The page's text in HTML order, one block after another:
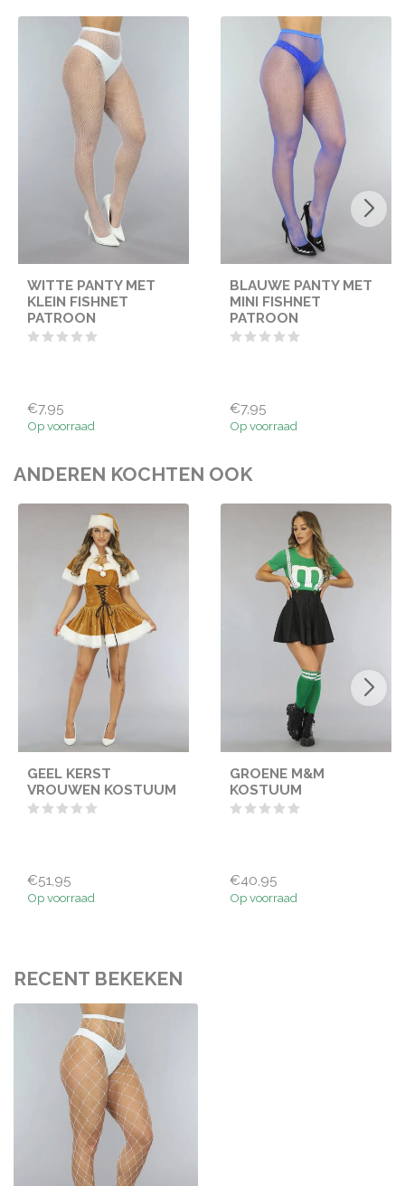
WITTE PANTY MET
KLEIN FISHNET
PATROON
€7,95
Op voorraad
BLAUWE PANTY MET
MINI FISHNET
PATROON
€7,95
Op voorraad
ANDEREN KOCHTEN OOK
GEEL KERST
VROUWEN KOSTUUM
€51,95
Op voorraad
GROENE M&M
KOSTUUM
€40,95
Op voorraad
RECENT BEKEKEN